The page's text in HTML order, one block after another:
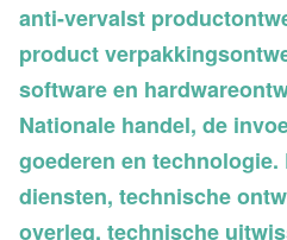
anti-vervalst
product
software en
Nationale handel, de
goederen en technologie.
diensten, technische
overleg, technische